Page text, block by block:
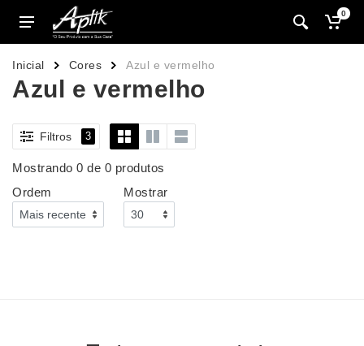
0
Inicial Cores Azul e vermelho
Azul e vermelho
Filtros 3
Mostrando 0 de 0 produtos
Ordem
Mostrar